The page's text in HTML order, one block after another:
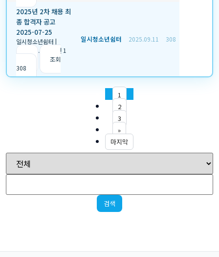
2025년 2차 채용 최
종 합격자 공고
2025-07-25
일시청소년쉼터 |
2025.09.11
추천 1
조회
308
일시청소년쉼터 2025.09.11 308
1
2
3
»
마지막
검색